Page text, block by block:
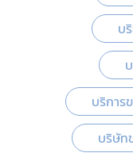
บ
บริการ
บริษัท